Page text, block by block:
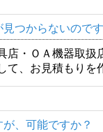
つからないので
店・ＯＡ機器取
て、お見積もりを
、可能ですか？